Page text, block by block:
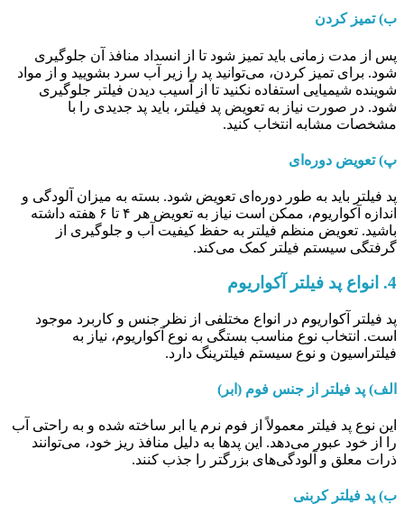
ب) تمیز کردن
پس از مدت زمانی باید تمیز شود تا از انسداد منافذ آن جلوگیری
شود. برای تمیز کردن، می‌توانید پد را زیر آب سرد بشویید و از مواد
شوینده شیمیایی استفاده نکنید تا از آسیب دیدن فیلتر جلوگیری
شود. در صورت نیاز به تعویض پد فیلتر، باید پد جدیدی را با
مشخصات مشابه انتخاب کنید.
پ) تعویض دوره‌ای
پد فیلتر باید به طور دوره‌ای تعویض شود. بسته به میزان آلودگی و
اندازه آکواریوم، ممکن است نیاز به تعویض هر ۴ تا ۶ هفته داشته
باشید. تعویض منظم فیلتر به حفظ کیفیت آب و جلوگیری از
گرفتگی سیستم فیلتر کمک می‌کند.
4. انواع پد فیلتر آکواریوم
پد فیلتر آکواریوم در انواع مختلفی از نظر جنس و کاربرد موجود
است. انتخاب نوع مناسب بستگی به نوع آکواریوم، نیاز به
فیلتراسیون و نوع سیستم فیلترینگ دارد.
الف) پد فیلتر از جنس فوم (ابر)
این نوع پد فیلتر معمولاً از فوم نرم یا ابر ساخته شده و به راحتی آب
را از خود عبور می‌دهد. این پدها به دلیل منافذ ریز خود، می‌توانند
ذرات معلق و آلودگی‌های بزرگتر را جذب کنند.
ب) پد فیلتر کربنی